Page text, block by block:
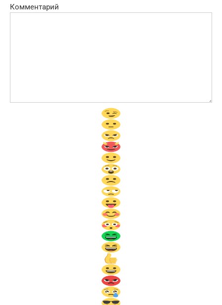
Комментарий